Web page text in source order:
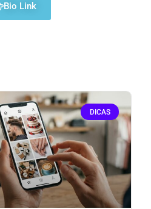
Bio Link
DICAS